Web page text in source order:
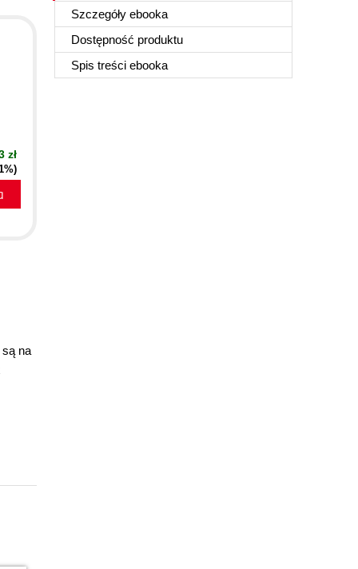
Szczegóły ebooka
Dostępność produktu
Spis treści ebooka
zł
na